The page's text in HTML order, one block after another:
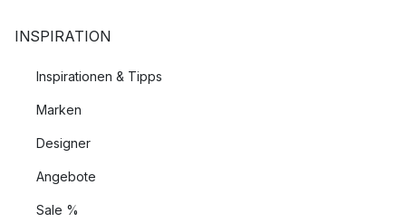
INSPIRATION
Inspirationen & Tipps
Marken
Designer
Angebote
Sale %